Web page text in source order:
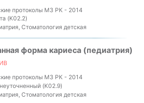
протоколы МЗ РК - 2014
(K02.2)
Стоматология детская
форма кариеса (педиатрия)
протоколы МЗ РК - 2014
(K02.9)
Стоматология детская